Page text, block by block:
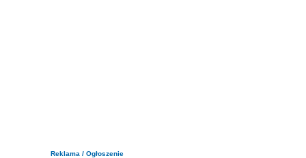
Reklama / Ogłoszenie